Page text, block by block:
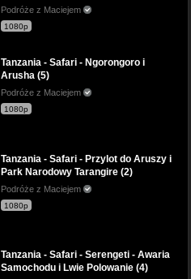
Podróże z Maciejem
1080p
Tanzania - Safari - Ngorongoro i
Arusha (5)
Podróże z Maciejem
1080p
Tanzania - Safari - Przylot do Aruszy i
Park Narodowy Tarangire (2)
Podróże z Maciejem
1080p
Tanzania - Safari - Serengeti - Awaria
Samochodu i Lwie Polowanie (4)